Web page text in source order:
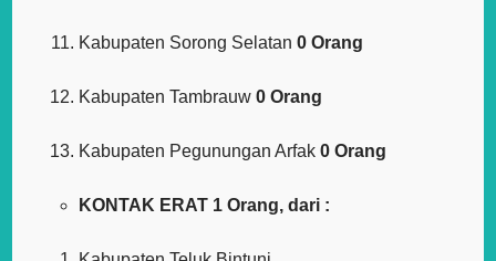
Kabupaten Sorong Selatan0 Orang
Kabupaten Tambrauw0 Orang
Kabupaten Pegunungan Arfak0 Orang
KONTAK ERAT 1 Orang, dari :